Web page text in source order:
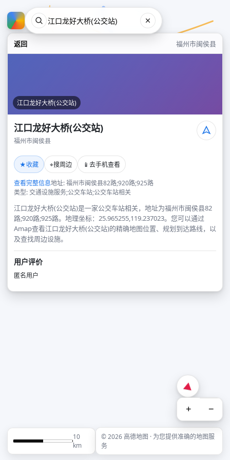
返回 福州市闽侯县
江口龙好大桥(公交站)
江口龙好大桥(公交站)
福州市闽侯县
★收藏 ⌖搜周边 📱 去手机查看
查看完整信息地址: 福州市闽侯县82路;920路;925路
类型: 交通设施服务;公交车站;公交车站相关
江口龙好大桥(公交站)是一家公交车站相关，地址为福州市闽侯县82
路;920路;925路。地理坐标：25.965255,119.237023。您可以通过
Amap查看江口龙好大桥(公交站)的精确地图位置、规划到达路线，以
及查找周边设施。
用户评价
匿名用户
+ −
10
km
© 2026 高德地图 · 为您提供准确的地图服
务